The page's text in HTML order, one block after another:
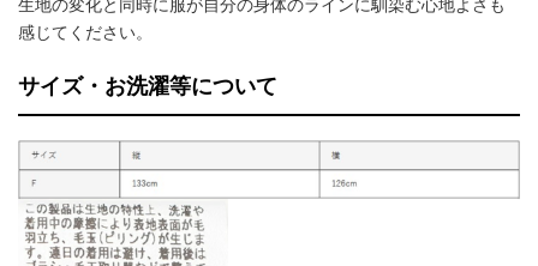
生地の変化と同時に服が自分の身体のラインに馴染む心地よさも
感じてください。
サイズ・お洗濯等について